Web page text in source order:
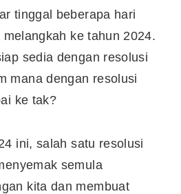
tinggal beberapa hari
ke tahun 2024.
sedia dengan resolusi
mana dengan resolusi
ke tak?
ini, salah satu resolusi
semula
kita dan membuat